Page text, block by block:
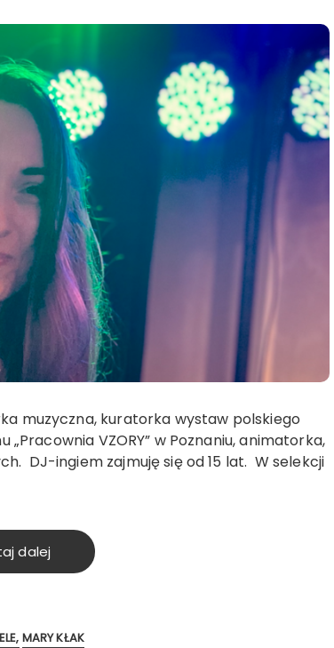
muzyczna, kuratorka wystaw polskiego
„Pracownia VZORY” w Poznaniu, animatorka,
DJ-ingiem zajmuję się od 15 lat. W selekcji
dalej
MARY KŁAK